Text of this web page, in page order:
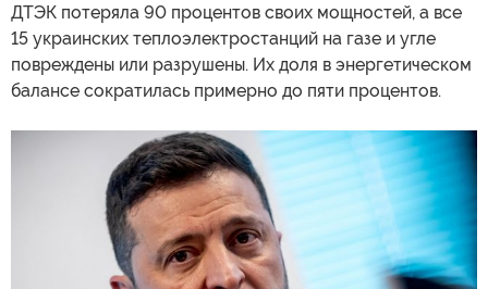
ДТЭК потеряла 90 процентов своих мощностей, а все
15 украинских теплоэлектростанций на газе и угле
повреждены или разрушены. Их доля в энергетическом
балансе сократилась примерно до пяти процентов.